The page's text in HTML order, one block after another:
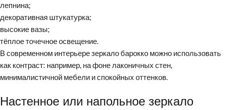
лепнина;
декоративная штукатурка;
высокие вазы;
тёплое точечное освещение.
В современном интерьере зеркало барокко можно использовать
как контраст: например, на фоне лаконичных стен,
минималистичной мебели и спокойных оттенков.
Настенное или напольное зеркало